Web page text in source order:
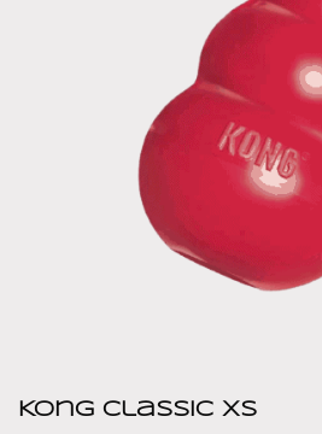
Kong Classic XS